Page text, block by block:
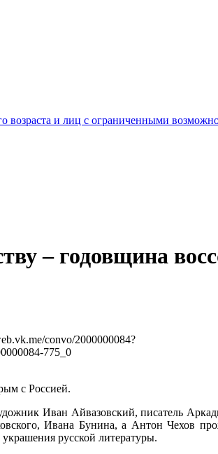
возраста и лиц с ограниченными
– годовщина
с Россией.
Иван Айвазовский, писатель
Ивана Бунина, а Антон Чехов
русской литературы.